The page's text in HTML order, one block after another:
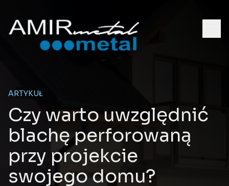
ARTYKUŁ
Czy warto uwzględnić
blachę perforowaną
przy projekcie
swojego domu?